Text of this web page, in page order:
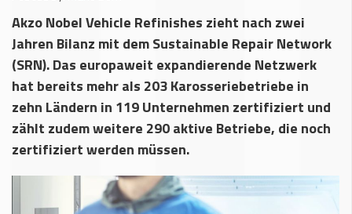
Akzo Nobel Vehicle Refinishes zieht nach zwei
Jahren Bilanz mit dem Sustainable Repair Network
(SRN). Das europaweit expandierende Netzwerk
hat bereits mehr als 203 Karosseriebetriebe in
zehn Ländern in 119 Unternehmen zertifiziert und
zählt zudem weitere 290 aktive Betriebe, die noch
zertifiziert werden müssen.